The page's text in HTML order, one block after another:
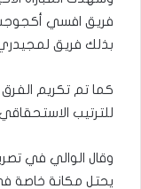
فريق افسي
بذلك فريق
كما تم تكريم الفرق
للترتيب
وقال الوالي في
يحتل مكانة خاصة